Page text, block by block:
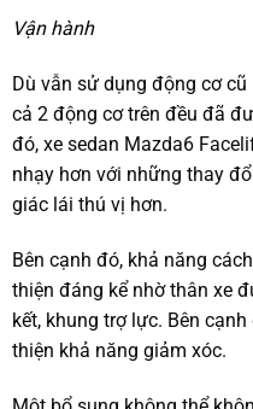
Vận hành
Dù vẫn sử dụng động cơ
cả 2 động cơ trên đều đã
đó, xe sedan Mazda6
nhạy hơn với những thay
giác lái thú vị hơn.
Bên cạnh đó, khả năng
thiện đáng kể nhờ thân xe
kết, khung trợ lực. Bên
thiện khả năng giảm xóc.